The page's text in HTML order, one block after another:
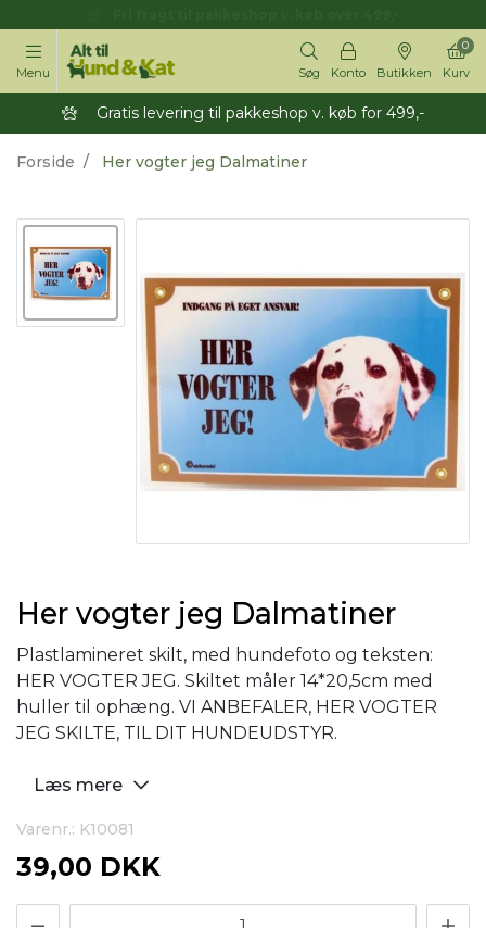
Menu Søg Konto Butikken Kurv
0
Gratis levering til pakkeshop v. køb for 499,-
Forside Her vogter jeg Dalmatiner
Her vogter jeg Dalmatiner
Plastlamineret skilt, med hundefoto og teksten:
HER VOGTER JEG. Skiltet måler 14*20,5cm med
huller til ophæng. VI ANBEFALER, HER VOGTER
JEG SKILTE, TIL DIT HUNDEUDSTYR.
Læs mere
Varenr.: K10081
39,00 DKK